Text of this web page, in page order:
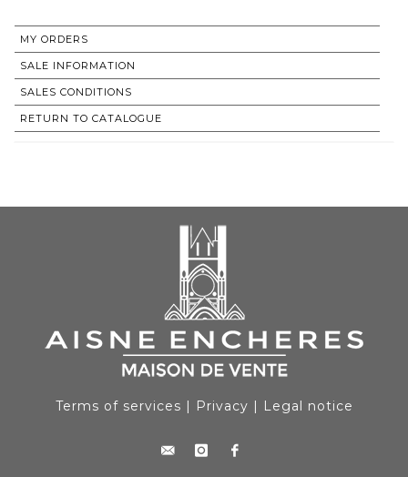
MY ORDERS
SALE INFORMATION
SALES CONDITIONS
RETURN TO CATALOGUE
Terms of services | Privacy | Legal notice